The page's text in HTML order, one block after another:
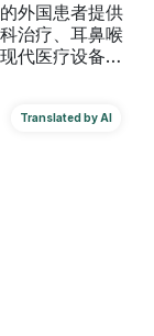
外国患者提供
治疗、耳鼻喉
代医疗设备、